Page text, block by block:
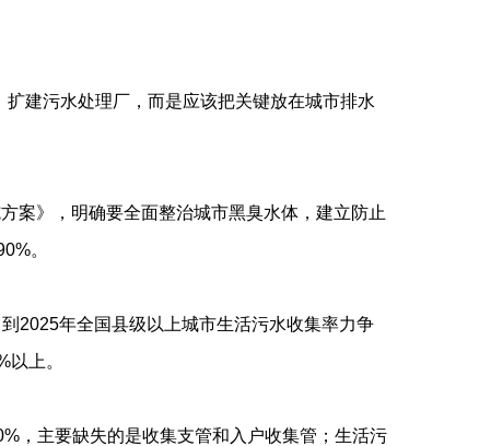
建污水处理厂，而是应该把关键放在城市排水
案》，明确要全面整治城市黑臭水体，建立防止
。
2025年全国县级以上城市生活污水收集率力争
上。
，主要缺失的是收集支管和入户收集管；生活污